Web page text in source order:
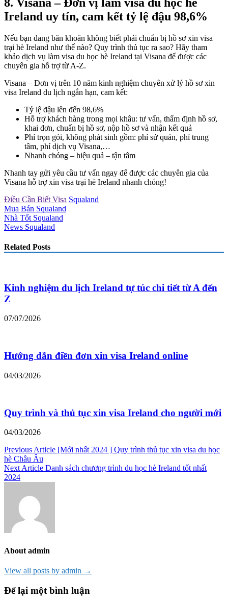
Ireland uy tín, cam kết tỷ lệ đậu 98,6%
Nếu bạn đang băn khoăn không biết phải chuẩn bị hồ sơ xin visa
trại hè Ireland như thế nào? Quy trình thủ tục ra sao? Hãy tham
khảo dịch vụ làm visa du học hè Ireland tại Visana để được các
chuyên gia hỗ trợ từ A-Z.
Visana – Đơn vị trên 10 năm kinh nghiệm chuyên xử lý hồ sơ xin
visa Ireland du lịch ngắn hạn, cam kết:
Tỷ lệ đậu lên đến 98,6%
Hỗ trợ khách hàng trong mọi khâu: tư vấn, thẩm định hồ sơ,
khai đơn, chuẩn bị hồ sơ, nộp hồ sơ và nhận kết quả
Phí trọn gói, không phát sinh gồm: phí sứ quán, phí trung
tâm, phí dịch vụ Visana,…
Nhanh chóng – hiệu quả – tận tâm
Nhanh tay gửi yêu cầu tư vấn ngay để được các chuyên gia của
Visana hỗ trợ xin visa trại hè Ireland nhanh chóng!
Điều Cần Biết Visa Squaland
Mua Bán Squaland
Nhà Tốt Squaland
News Squaland
Related Posts
Kinh nghiệm du lịch Ireland tự túc chi tiết từ A đến
Z
07/07/2026
Hướng dẫn điền đơn xin visa Ireland online
04/03/2026
Quy trình và thủ tục xin visa Ireland cho người mới
04/03/2026
Điều
hướng
bài
Previous Article [Mới nhất 2024 ] Quy trình thủ tục xin visa du học
hè Châu Âu
Next Article Danh sách chương trình du học hè Ireland tốt nhất
2024
About admin
View all posts by admin →
Để lại một bình luận